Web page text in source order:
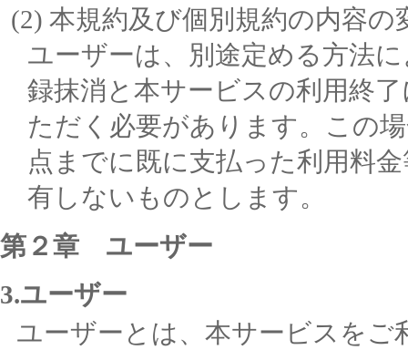
本規約及び個別規約の内容
ユーザーは、別途定める方法
録抹消と本サービスの利用終
ただく必要があります。この
点までに既に支払った利用料
有しないものとします。
第２章 ユーザー
3.ユーザー
ユーザーとは、本サービスを